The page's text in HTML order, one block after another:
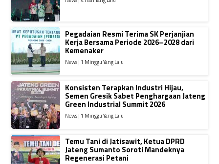
Pegadaian Resmi Terima SK Perjanjian
Kerja Bersama Periode 2026–2028 dari
Kemenaker
News | 1 Minggu Yang Lalu
Konsisten Terapkan Industri Hijau,
Semen Gresik Sabet Penghargaan Jateng
Green Industrial Summit 2026
News | 1 Minggu Yang Lalu
Temu Tani di Jatisawit, Ketua DPRD
Jateng Sumanto Soroti Mandeknya
Regenerasi Petani